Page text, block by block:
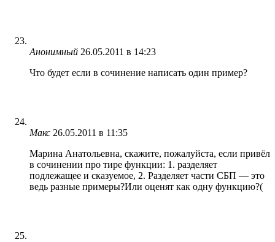
Анонимный 26.05.2011 в 14:23
Что будет если в сочинение написать один пример?
Макс 26.05.2011 в 11:35
Марина Анатольевна, скажите, пожалуйста, если привёл
в сочинении про тире функции: 1. разделяет
подлежащее и сказуемое, 2. Разделяет части СБП — это
ведь разные примеры?Или оценят как одну функцию?(